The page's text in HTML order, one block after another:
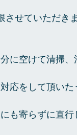
させていただ
に空けて清掃、
応をして頂いた
も寄らずに直行